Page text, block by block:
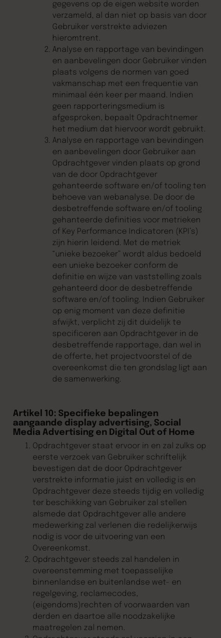
gegevens op de eigen website worden
verzameld, al dan niet op basis van door
Gebruiker verstrekte adviezen
hieromtrent.
Analyse en rapportage van bevindingen
en aanbevelingen door Gebruiker vinden
plaats volgens de normen van goed
vakmanschap met een frequentie van
minimaal één keer per maand. Indien
geen rapporteringsmedium is
afgesproken, bepaalt Opdrachtnemer
het medium dat hiervoor wordt gebruikt.
Analyse en rapportage van bevindingen
en aanbevelingen door Gebruiker aan
Opdrachtgever vinden plaats op grond
van de door Opdrachtgever
gehanteerde software en/of tooling ten
behoeve van webanalyse. De door de
desbetreffende software en/of tooling
gehanteerde definities voor metrieken
of Key Performance Indicatoren (KPI’s)
zijn hierin leidend. Met de metriek
“unieke bezoeker” wordt aldus bedoeld
een unieke bezoeker conform de
definitie en wijze van vaststelling zoals
gehanteerd door de desbetreffende
software en/of tooling. Indien Gebruiker
op enig moment van deze definitie
afwijkt, verplicht zij dit duidelijk te
specificeren aan Opdrachtgever in de
desbetreffende rapportage, dan wel in
de offerte, het projectvoorstel of de
overeenkomst die ten grondslag ligt aan
de samenwerking.
Artikel 10: Specifieke bepalingen
aangaande display advertising, Social
Media Advertising en Digital Out of Home
Opdrachtgever staat ervoor in en zal zulks op
eerste verzoek van Gebruiker schriftelijk
bevestigen dat de door Opdrachtgever
verstrekte informatie juist en volledig is en
Opdrachtgever deze steeds tijdig en volledig
ter beschikking van Gebruiker zal stellen
alsmede dat Opdrachtgever alle andere
medewerking zal verlenen die redelijkerwijs
nodig is voor de uitvoering van een
Overeenkomst.
Opdrachtgever steeds zal handelen in
overeenstemming met toepasselijke
binnenlandse en buitenlandse wet- en
regelgeving, reclamecodes,
(eigendoms)rechten of voorwaarden van
derden en daartoe alle noodzakelijke
maatregelen zal nemen.